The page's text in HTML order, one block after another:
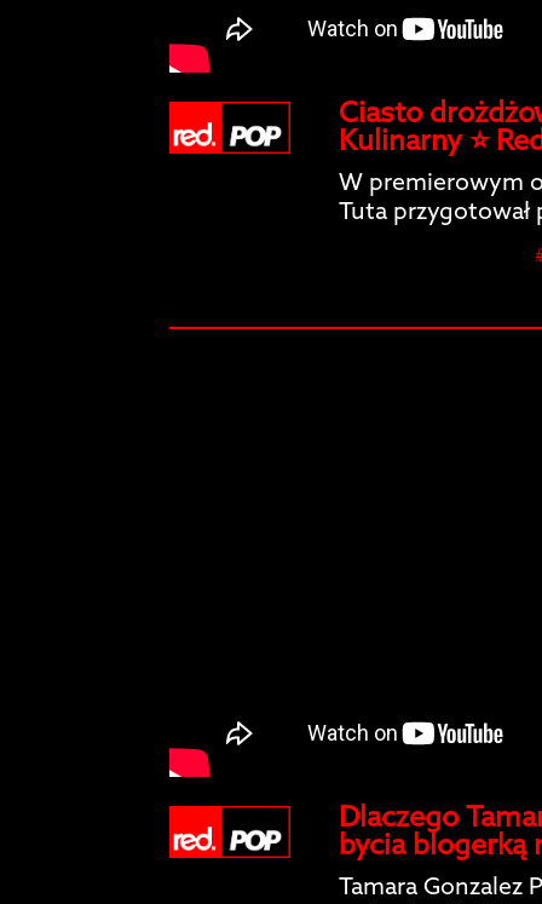
Ciasto
Kulinarny ⭐️
W premierowym
Tuta
Dlaczego
bycia blogerką
Tamara Gonzalez